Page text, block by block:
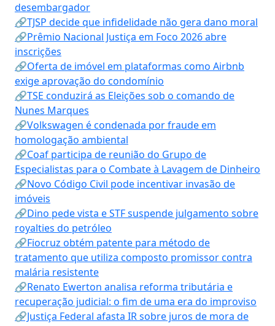
desembargador
🔗TJSP decide que infidelidade não gera dano moral
🔗Prêmio Nacional Justiça em Foco 2026 abre
inscrições
🔗Oferta de imóvel em plataformas como Airbnb
exige aprovação do condomínio
🔗TSE conduzirá as Eleições sob o comando de
Nunes Marques
🔗Volkswagen é condenada por fraude em
homologação ambiental
🔗Coaf participa de reunião do Grupo de
Especialistas para o Combate à Lavagem de Dinheiro
🔗Novo Código Civil pode incentivar invasão de
imóveis
🔗Dino pede vista e STF suspende julgamento sobre
royalties do petróleo
🔗Fiocruz obtém patente para método de
tratamento que utiliza composto promissor contra
malária resistente
🔗Renato Ewerton analisa reforma tributária e
recuperação judicial: o fim de uma era do improviso
🔗Justiça Federal afasta IR sobre juros de mora de